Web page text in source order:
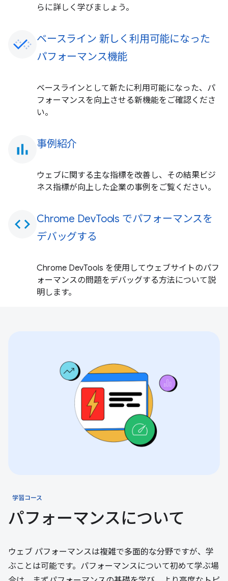
らに詳しく学びましょう。
ベースライン 新しく利用可能になった
パフォーマンス機能
ベースラインとして新たに利用可能になった、パ
フォーマンスを向上させる新機能をご確認くださ
い。
bar_chart 事例紹介
ウェブに関する主な指標を改善し、その結果ビジ
ネス指標が向上した企業の事例をご覧ください。
code Chrome DevTools でパフォーマンスを
デバッグする
Chrome DevTools を使用してウェブサイトのパフ
ォーマンスの問題をデバッグする方法について説
明します。
学習コース
パフォーマンスについて
ウェブ パフォーマンスは複雑で多面的な分野ですが、学
ぶことは可能です。パフォーマンスについて初めて学ぶ場